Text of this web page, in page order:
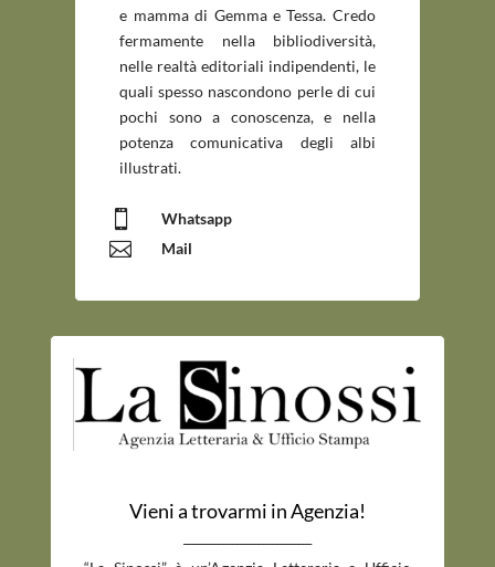
e mamma di Gemma e Tessa. Credo
fermamente nella bibliodiversità,
nelle realtà editoriali indipendenti, le
quali spesso nascondono perle di cui
pochi sono a conoscenza, e nella
potenza comunicativa degli albi
illustrati.
 Whatsapp
 Mail
Vieni a trovarmi in Agenzia!